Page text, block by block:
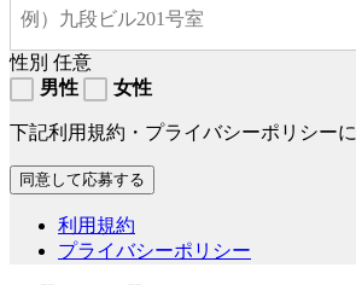
性別 任意
男性
女性
下記利用規約・プライバシーポリシーに
利用規約
プライバシーポリシー